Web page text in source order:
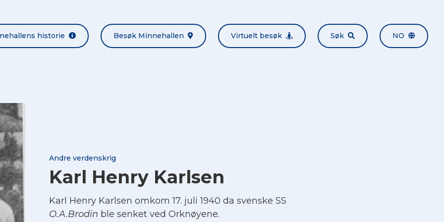
historie Besøk Minnehallen Virtuelt besøk Søk NO
Andre verdenskrig
Karl Henry Karlsen
Karl Henry Karlsen omkom 17. juli 1940 da svenske SS
O.A.Brodin ble senket ved Orknøyene.